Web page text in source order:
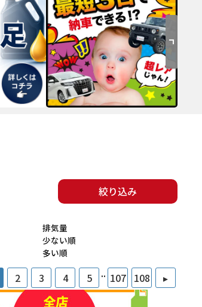
絞り込み
排気量
少ない順
多い順
2 3 4 5 .. 107 108 ▸